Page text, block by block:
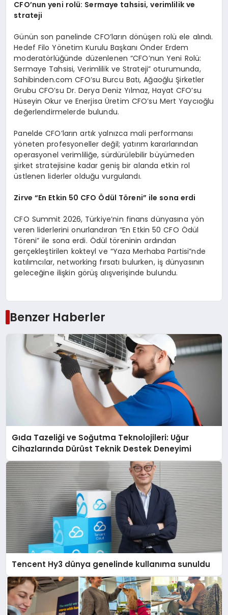
CFO’nun yeni rolü: Sermaye tahsisi, verimlilik ve
strateji
Günün son panelinde CFO’ların dönüşen rolü ele alındı.
Hedef Filo Yönetim Kurulu Başkanı Önder Erdem
moderatörlüğünde düzenlenen “CFO’nun Yeni Rolü:
Sermaye Tahsisi, Verimlilik ve Strateji” oturumunda,
Sahibinden.com CFO’su Burcu Batı, Ağaoğlu Şirketler
Grubu CFO’su Dr. Derya Deniz Yılmaz, Hayat CFO’su
Hüseyin Okur ve Enerjisa Üretim CFO’su Mert Yaycıoğlu
değerlendirmelerde bulundu.
Panelde CFO’ların artık yalnızca mali performansı
yöneten profesyoneller değil; yatırım kararlarından
operasyonel verimliliğe, sürdürülebilir büyümeden
şirket stratejisine kadar geniş bir alanda etkin rol
üstlenen liderler olduğu vurgulandı.
Zirve “En Etkin 50 CFO Ödül Töreni” ile sona erdi
CFO Summit 2026, Türkiye’nin finans dünyasına yön
veren liderlerini onurlandıran “En Etkin 50 CFO Ödül
Töreni” ile sona erdi. Ödül töreninin ardından
gerçekleştirilen kokteyl ve “Yaza Merhaba Partisi”nde
katılımcılar, networking fırsatı bulurken, iş dünyasının
geleceğine ilişkin görüş alışverişinde bulundu.
Benzer Haberler
Gıda Tazeliği ve Soğutma Teknolojileri: Uğur
Cihazlarında Dürüst Teknik Destek Deneyimi
Tencent Hy3 dünya genelinde kullanıma sunuldu